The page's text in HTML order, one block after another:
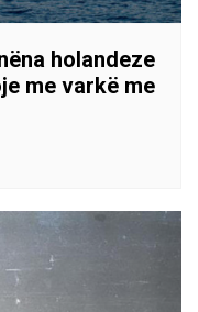
holandeze
me varkë me